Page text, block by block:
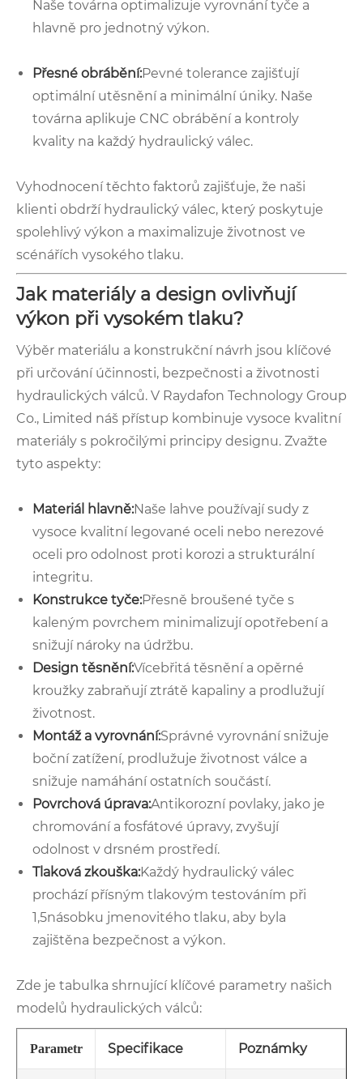
Naše továrna optimalizuje vyrovnání tyče a
hlavně pro jednotný výkon.
Přesné obrábění:Pevné tolerance zajišťují
optimální utěsnění a minimální úniky. Naše
továrna aplikuje CNC obrábění a kontroly
kvality na každý hydraulický válec.
Vyhodnocení těchto faktorů zajišťuje, že naši
klienti obdrží hydraulický válec, který poskytuje
spolehlivý výkon a maximalizuje životnost ve
scénářích vysokého tlaku.
Jak materiály a design ovlivňují
výkon při vysokém tlaku?
Výběr materiálu a konstrukční návrh jsou klíčové
při určování účinnosti, bezpečnosti a životnosti
hydraulických válců. V Raydafon Technology Group
Co., Limited náš přístup kombinuje vysoce kvalitní
materiály s pokročilými principy designu. Zvažte
tyto aspekty:
Materiál hlavně:Naše lahve používají sudy z
vysoce kvalitní legované oceli nebo nerezové
oceli pro odolnost proti korozi a strukturální
integritu.
Konstrukce tyče:Přesně broušené tyče s
kaleným povrchem minimalizují opotřebení a
snižují nároky na údržbu.
Design těsnění:Vícebřitá těsnění a opěrné
kroužky zabraňují ztrátě kapaliny a prodlužují
životnost.
Montáž a vyrovnání:Správné vyrovnání snižuje
boční zatížení, prodlužuje životnost válce a
snižuje namáhání ostatních součástí.
Povrchová úprava:Antikorozní povlaky, jako je
chromování a fosfátové úpravy, zvyšují
odolnost v drsném prostředí.
Tlaková zkouška:Každý hydraulický válec
prochází přísným tlakovým testováním při
1,5násobku jmenovitého tlaku, aby byla
zajištěna bezpečnost a výkon.
Zde je tabulka shrnující klíčové parametry našich
modelů hydraulických válců:
Parametr Specifikace Poznámky